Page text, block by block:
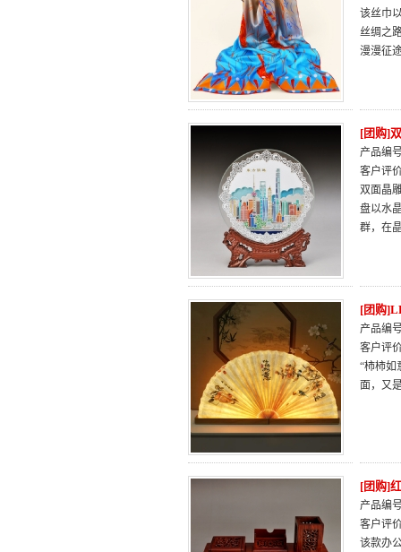
该丝巾
丝绸之
漫漫征
[团购]
产品编
客户评
双面晶
盘以水
群，在
[团购
产品编
客户评
“柿柿如
面，又
[团购]
产品编
客户评
该款办